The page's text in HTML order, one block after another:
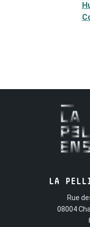
LA
Rue
08004